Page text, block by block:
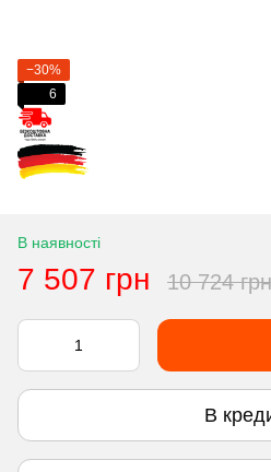
−30%
6
В наявності
7 507 грн 10 724 грн
В